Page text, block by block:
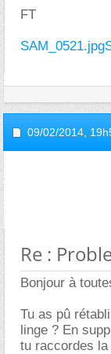
FT
SAM_0521.jpg
09/02/2014,
Re :
Bonjour à
Tu as pû
linge ? En
tu raccordes